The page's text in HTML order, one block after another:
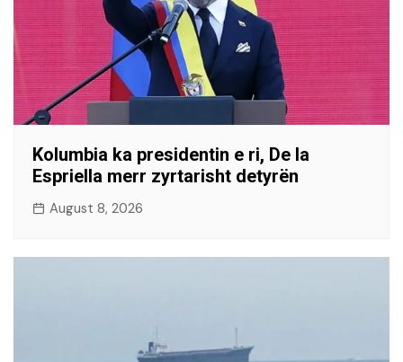
Kolumbia ka presidentin e ri, De la
Espriella merr zyrtarisht detyrën
August 8, 2026